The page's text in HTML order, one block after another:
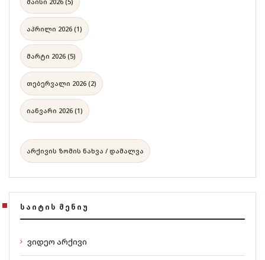
აპრილი 2026 (1)
მარტი 2026 (5)
თებერვალი 2026 (2)
იანვარი 2026 (1)
არქივის ზომის ნახვა / დამალვა
ᲡᲐᲘᲢᲘᲡ ᲛᲔᲜᲘᲣ
ვიდეო არქივი